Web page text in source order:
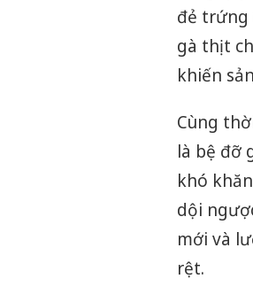
đẻ trứng
gà thịt
khiến
Cùng
là bệ đỡ
khó
dội
mới và
rệt.